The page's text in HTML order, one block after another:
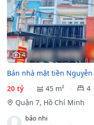
4
Bán nhà mặt tiền
20 tỷ
45 m² 4
Quận 7, Hồ Chí Minh
bảo nhi